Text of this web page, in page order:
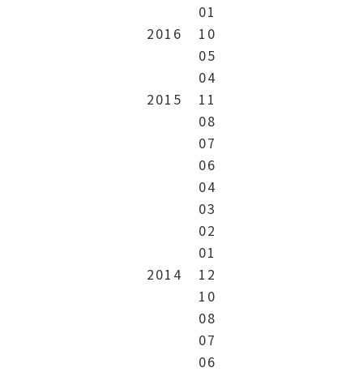
01
2016
10
05
04
2015
11
08
07
06
04
03
02
01
2014
12
10
08
07
06